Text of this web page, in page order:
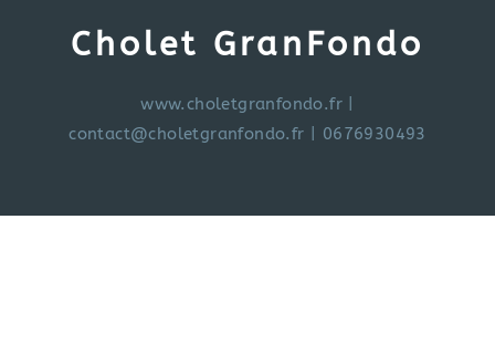
Cholet GranFondo
www.choletgranfondo.fr
contact@choletgranfondo.fr | 0676930493